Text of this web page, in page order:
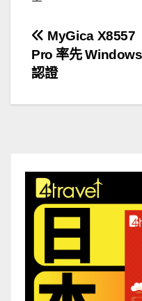
文
章
導
MyGica X8557
Pro 率先
認證